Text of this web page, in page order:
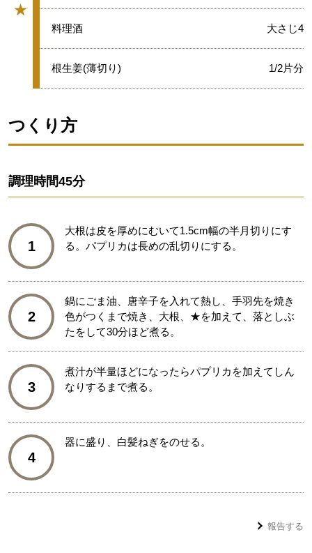
★
グループ
★
料理酒 大さじ4
★
根生姜(薄切り) 1/2片分
つくり方
調理時間45分
1
大根は皮を厚めにむいて1.5cm幅の半月切りにす
る。パプリカは長めの乱切りにする。
2
鍋にごま油、唐辛子を入れて熱し、手羽先を焼き
色がつくまで焼き、大根、★を加えて、落としぶ
たをして30分ほど煮る。
3
煮汁が半量ほどになったらパプリカを加えてしん
なりするまで煮る。
4
器に盛り、白髪ねぎをのせる。
報告する